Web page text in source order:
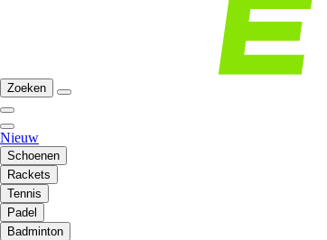
Zoeken
Nieuw
Schoenen
Rackets
Tennis
Padel
Badminton